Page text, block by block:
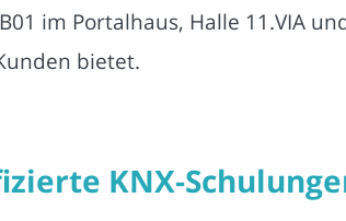
im Portalhaus, Halle 11.VIA
bietet.
KNX-